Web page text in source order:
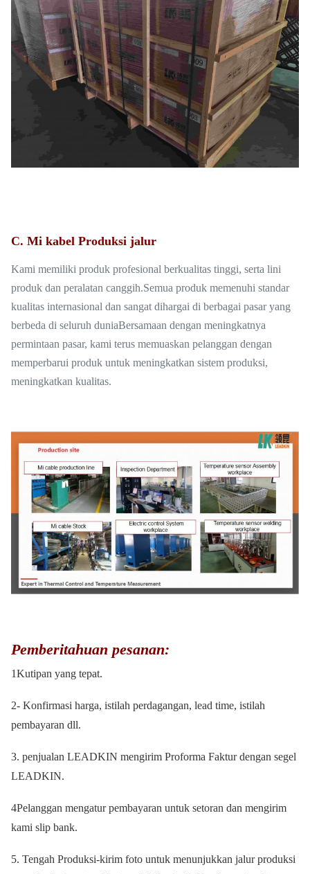
C. Mi kabel Produksi jalur
Kami memiliki produk profesional berkualitas tinggi, serta lini
produk dan peralatan canggih.Semua produk memenuhi standar
kualitas internasional dan sangat dihargai di berbagai pasar yang
berbeda di seluruh duniaBersamaan dengan meningkatnya
permintaan pasar, kami terus memuaskan pelanggan dengan
memperbarui produk untuk meningkatkan sistem produksi,
meningkatkan kualitas.
Pemberitahuan pesanan:
1Kutipan yang tepat.
2- Konfirmasi harga, istilah perdagangan, lead time, istilah
pembayaran dll.
3. penjualan LEADKIN mengirim Proforma Faktur dengan segel
LEADKIN.
4Pelanggan mengatur pembayaran untuk setoran dan mengirim
kami slip bank.
5. Tengah Produksi-kirim foto untuk menunjukkan jalur produksi